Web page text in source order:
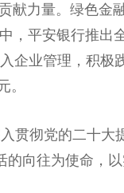
献力量。绿色金
， 平安银行推出
企业管理，积极
。
贯彻党的二十大
的向往为使命 ，